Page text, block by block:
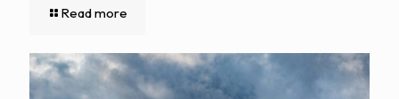
Read more